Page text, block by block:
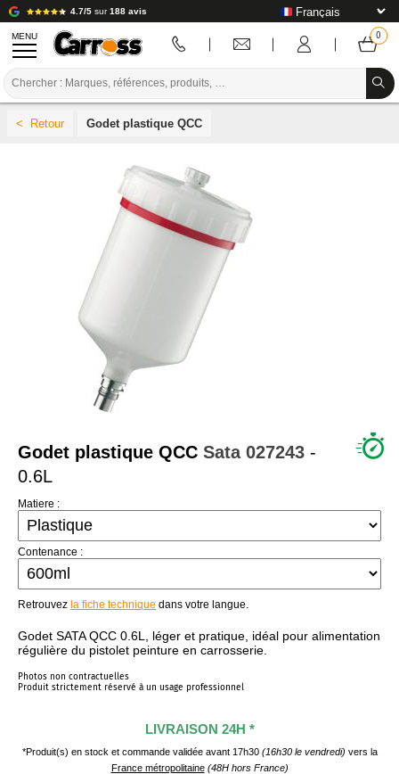
4.7/5 sur188 avis
MENU
PREPARATION / PEINTURE / FINITION
CONSOMMABLE CARROSSERIE
OUTILLAGE CARROSSERIE
ÉQUIPEMENT ATELIER CARROSSERIE
INSTALLATION LABO
TUTORIEL & CONSEILS
Godet plastique QCC
Godet plastique QCC Sata 027243 -
0.6L
Matiere :
Contenance :
Retrouvez la fiche technique dans votre langue.
Godet SATA QCC 0.6L, léger et pratique, idéal pour alimentation
régulière du pistolet peinture en carrosserie.
Photos non contractuelles
Produit strictement réservé à un usage professionnel
LIVRAISON 24H *
*Produit(s) en stock et commande validée avant 17h30 (16h30 le vendredi) vers la
France métropolitaine (48H hors France)